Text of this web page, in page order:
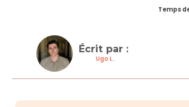
Temps
Écrit par :
Ugo L.